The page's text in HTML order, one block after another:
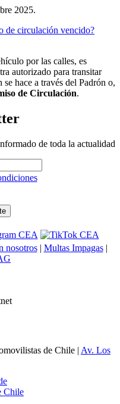
2025.
por las calles, es
autorizado para transitar
hace a través del Padrón o,
de Circulación.
de toda la actualidad
nosotros| Multas Impagas|
de Chile | Av. Los